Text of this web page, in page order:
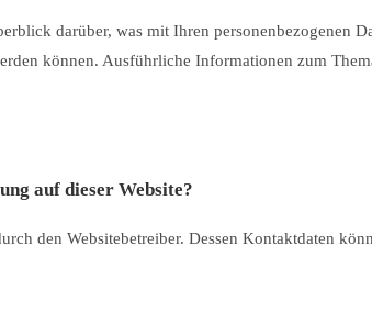
darüber, was mit Ihren personenbezogenen
können. Ausführliche Informationen zum
auf dieser Website?
den Websitebetreiber. Dessen Kontaktdaten